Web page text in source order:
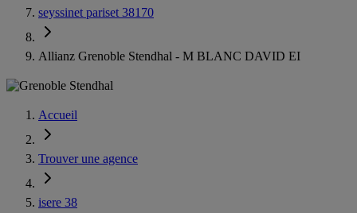
seyssinet pariset 38170
Allianz Grenoble Stendhal - M BLANC DAVID EI
Accueil
Trouver une agence
isere 38